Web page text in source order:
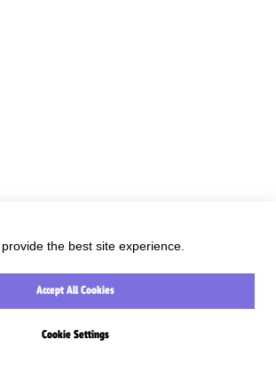
the best site experience.
Accept All Cookies
Cookie Settings